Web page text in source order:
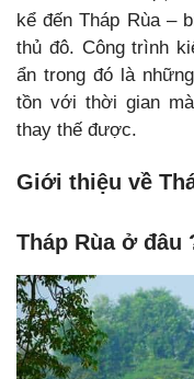
kể đến Tháp Rùa –
thủ đô. Công trình
ẩn trong đó là
tồn với thời gian
thay thế được.
Giới thiệu về
Tháp Rùa ở đâu